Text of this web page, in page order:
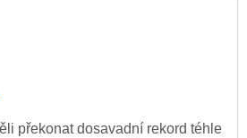
překonat dosavadní rekord téhle